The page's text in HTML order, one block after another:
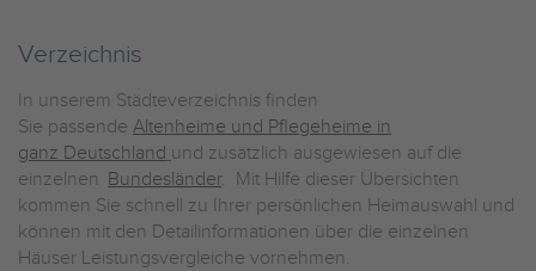
Verzeichnis
In unserem Städteverzeichnis finden
Sie passende Altenheime und Pflegeheime in
ganz Deutschland und zusätzlich ausgewiesen auf die
einzelnen Bundesländer. Mit Hilfe dieser Übersichten
kommen Sie schnell zu Ihrer persönlichen Heimauswahl und
können mit den Detailinformationen über die einzelnen
Häuser Leistungsvergleiche vornehmen.